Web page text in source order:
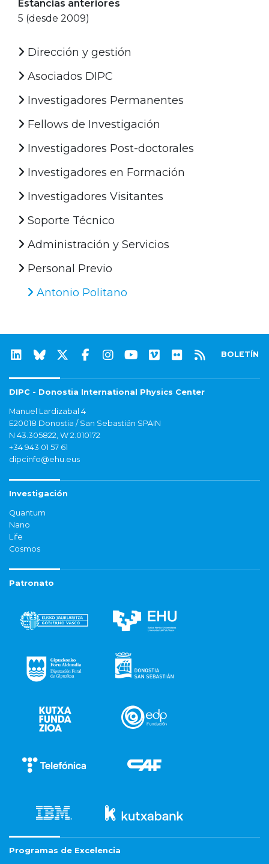
Estancias anteriores
5 (desde 2009)
Dirección y gestión
Asociados DIPC
Investigadores Permanentes
Fellows de Investigación
Investigadores Post-doctorales
Investigadores en Formación
Investigadores Visitantes
Soporte Técnico
Administración y Servicios
Personal Previo
Antonio Politano
BOLETÍN
DIPC - Donostia International Physics Center
Manuel Lardizabal 4
E20018 Donostia / San Sebastián SPAIN
N 43.305822, W 2.010172
+34 943 01 57 61
dipcinfo@ehu.eus
Investigación
Quantum
Nano
Life
Cosmos
Patronato
Programas de Excelencia